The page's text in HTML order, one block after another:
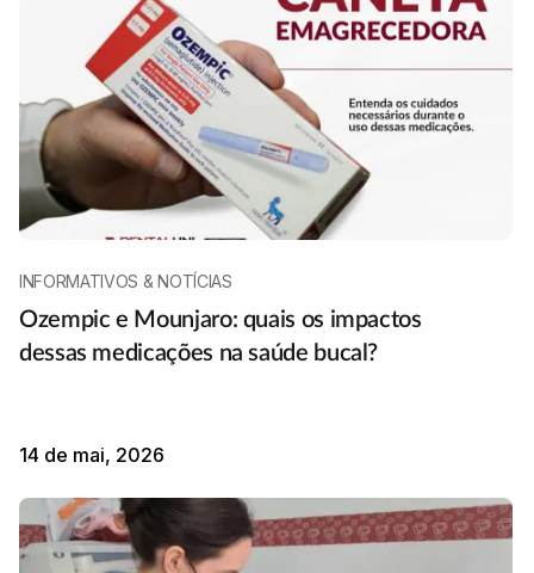
INFORMATIVOS & NOTÍCIAS
Ozempic e Mounjaro: quais os impactos
dessas medicações na saúde bucal?
14 de mai, 2026